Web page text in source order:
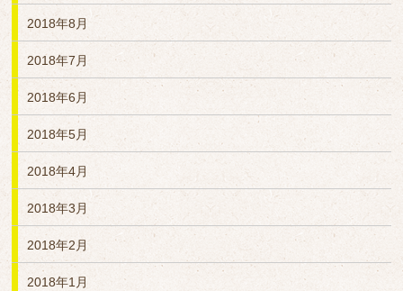
2018年8月
2018年7月
2018年6月
2018年5月
2018年4月
2018年3月
2018年2月
2018年1月